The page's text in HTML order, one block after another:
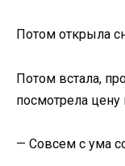
Потом открыла
Потом встала,
посмотрела цену
— Совсем с ума